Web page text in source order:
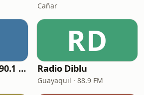
Cañar
Radio Romance 90.1 FM
RD
Radio Diblu
Guayaquil · 88.9 FM